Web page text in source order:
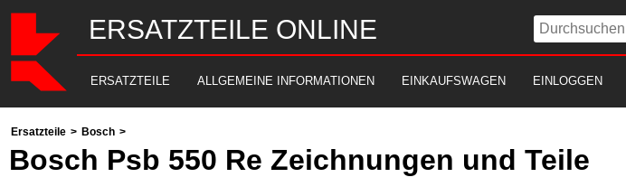
ERSATZTEILE ONLINE
ERSATZTEILE ALLGEMEINE INFORMATIONEN EINKAUFSWAGEN EINLOGGEN
Ersatzteile > Bosch >
Bosch Psb 550 Re Zeichnungen und Teile